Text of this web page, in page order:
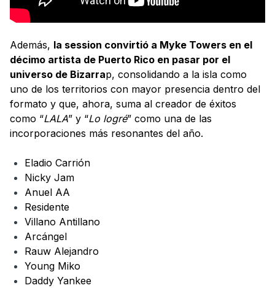
Además, la session convirtió a Myke Towers en el
décimo artista de Puerto Rico en pasar por el
universo de Bizarrap, consolidando a la isla como
uno de los territorios con mayor presencia dentro del
formato y que, ahora, suma al creador de éxitos
como “LALA” y “Lo logré” como una de las
incorporaciones más resonantes del año.
Eladio Carrión
Nicky Jam
Anuel AA
Residente
Villano Antillano
Arcángel
Rauw Alejandro
Young Miko
Daddy Yankee